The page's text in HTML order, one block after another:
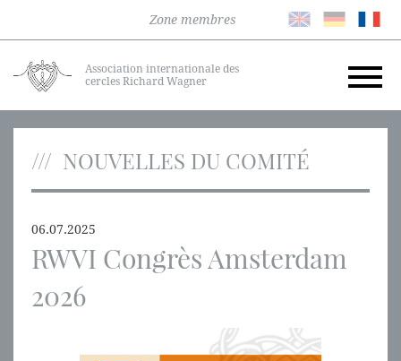
Zone membres
Association internationale des
cercles Richard Wagner
NOUVELLES DU COMITÉ
06.07.2025
RWVI Congrès Amsterdam
2026